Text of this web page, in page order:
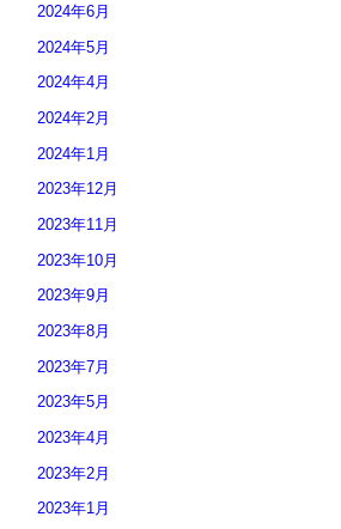
2024年6月
2024年5月
2024年4月
2024年2月
2024年1月
2023年12月
2023年11月
2023年10月
2023年9月
2023年8月
2023年7月
2023年5月
2023年4月
2023年2月
2023年1月